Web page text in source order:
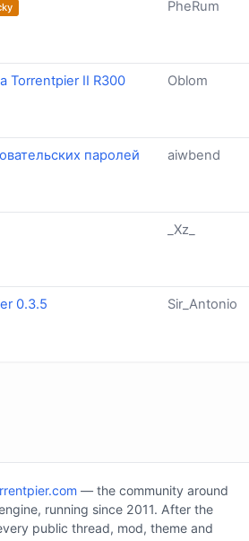
PheRum
Torrentpier II R300 Oblom
паролей aiwbend
_Xz_
0.3.5 Sir_Antonio
— the community around
running since 2011. After the
public thread, mod, theme and